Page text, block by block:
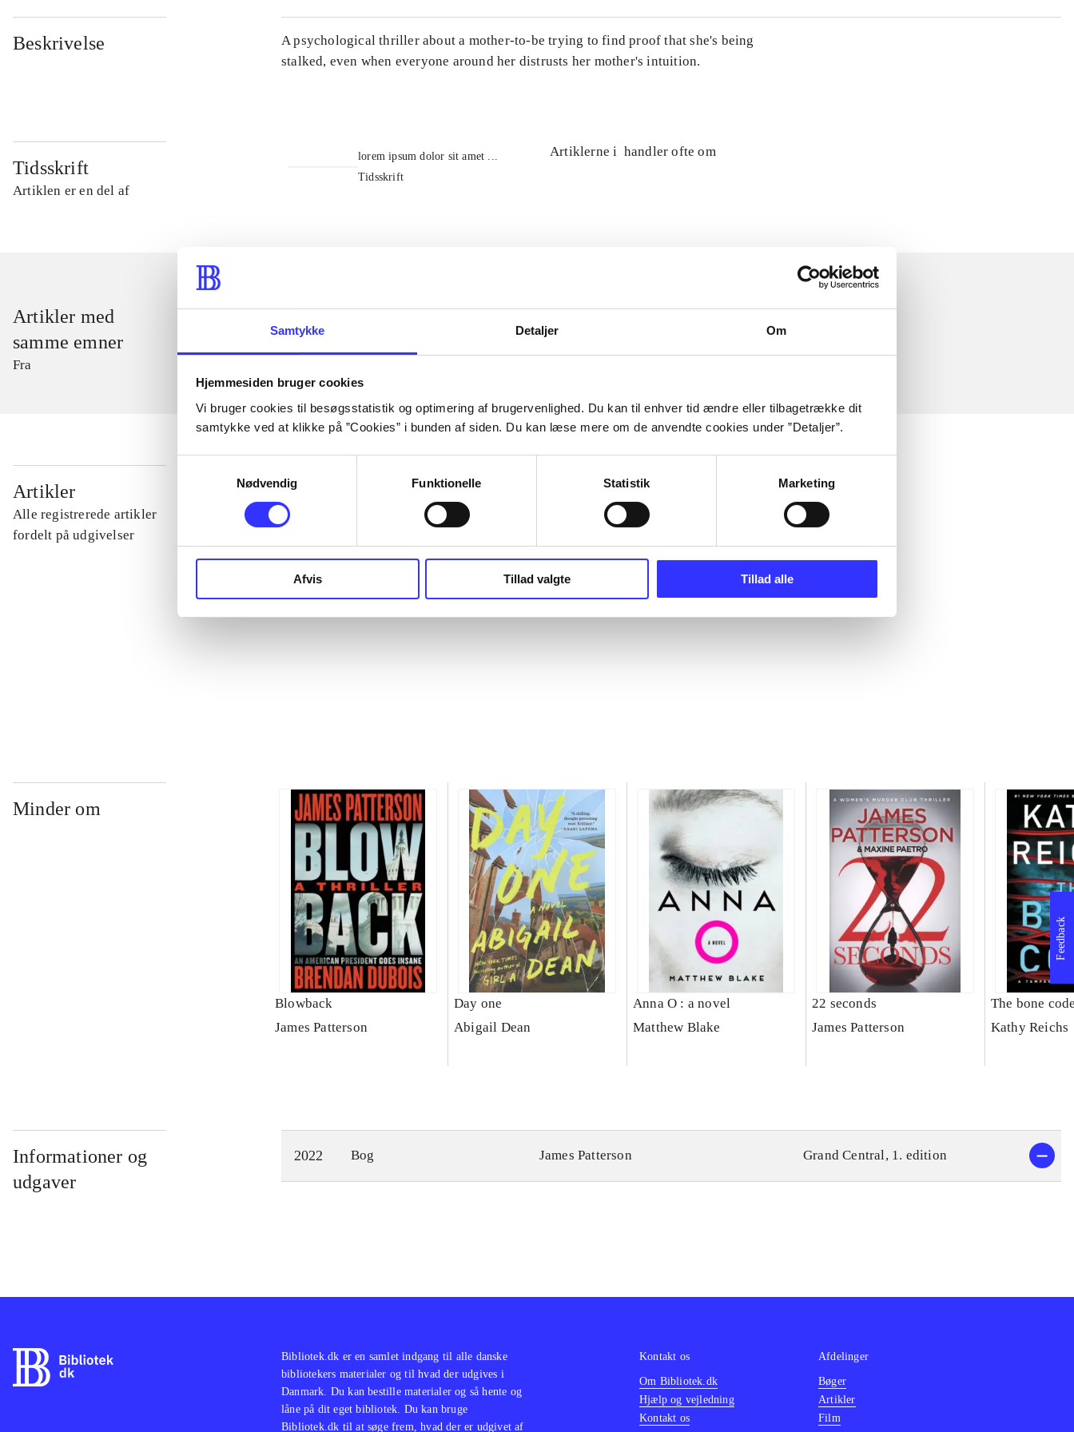
Samtykke Detaljer Om
Hjemmesiden bruger cookies
Vi bruger cookies til besøgsstatistik og optimering af brugervenlighed. Du kan til enhver tid ændre eller tilbagetrække dit
samtykke ved at klikke på ”Cookies” i bunden af siden. Du kan læse mere om de anvendte cookies under ”Detaljer”.
Nødvendig
Funktionelle Statistik Marketing
Afvis Tillad valgte Tillad alle
Beskrivelse
A psychological thriller about a mother-to-be trying to find proof that she's being
stalked, even when everyone around her distrusts her mother's intuition.
Tidsskrift
Artiklen er en del af
lorem ipsum dolor sit amet ...
Tidsskrift
Artiklerne i handler ofte om
Artikler med
samme emner
Fra
Artikler
Alle registrerede artikler
fordelt på udgivelser
...
Minder om
Blowback
James Patterson
Day one
Abigail Dean
Anna O : a novel
Matthew Blake
22 seconds
James Patterson
The bone
Kathy Reichs
Informationer og
udgaver
2022 Bog James Patterson Grand Central, 1. edition
Feedback
Bibliotek.dk er en samlet indgang til alle danske
bibliotekers materialer og til hvad der udgives i
Danmark. Du kan bestille materialer og så hente og
låne på dit eget bibliotek. Du kan bruge
Bibliotek.dk til at søge frem, hvad der er udgivet af
Kontakt os
Om Bibliotek.dk
Hjælp og vejledning
Kontakt os
Afdelinger
Bøger
Artikler
Film